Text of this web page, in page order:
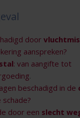
door
aanspreken?
: van aangifte tot
.
beschadigd in de
door een slecht